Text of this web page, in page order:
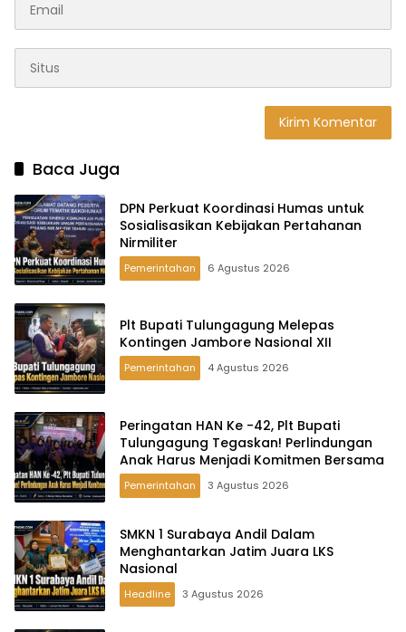
Baca Juga
DPN Perkuat Koordinasi Humas untuk
Sosialisasikan Kebijakan Pertahanan
Nirmiliter
Pemerintahan 6 Agustus 2026
Plt Bupati Tulungagung Melepas
Kontingen Jambore Nasional XII
Pemerintahan 4 Agustus 2026
Peringatan HAN Ke -42, Plt Bupati
Tulungagung Tegaskan! Perlindungan
Anak Harus Menjadi Komitmen Bersama
Pemerintahan 3 Agustus 2026
SMKN 1 Surabaya Andil Dalam
Menghantarkan Jatim Juara LKS
Nasional
Headline 3 Agustus 2026